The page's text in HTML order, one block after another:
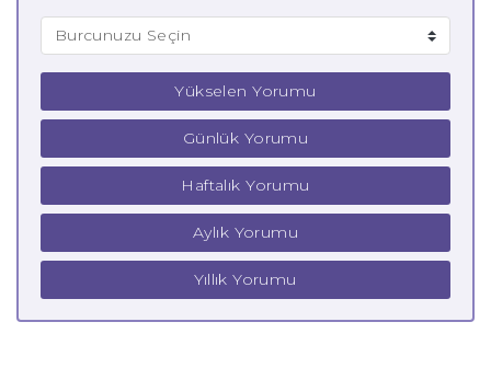
Yükselen Yorumu
Günlük Yorumu
Haftalık Yorumu
Aylık Yorumu
Yıllık Yorumu